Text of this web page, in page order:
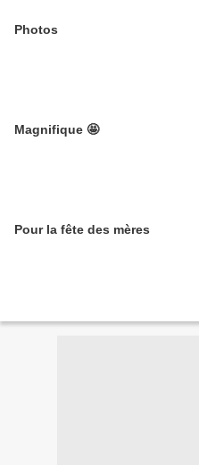
Photos
Magnifique 🤩
Pour la fête des mères